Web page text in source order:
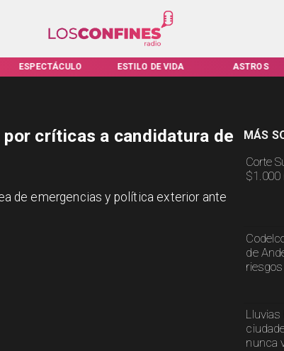
ESPECTÁCULO ESTILO DE VIDA ASTROS
Corte
$1.000
de
nunca
MÁS
críticas a candidatura de
de emergencias y política exterior ante